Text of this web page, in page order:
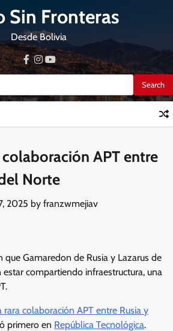
Sin Fronteras
Desde Bolivia
facebook
instagram
youtube
colaboración APT entre
Norte
2025 by franzwmejiav
que Gamaredon de Rusia y Lazarus de
compartiendo infraestructura, una
rara colaboración APT entre Rusia y
primero en República Tecnológica.